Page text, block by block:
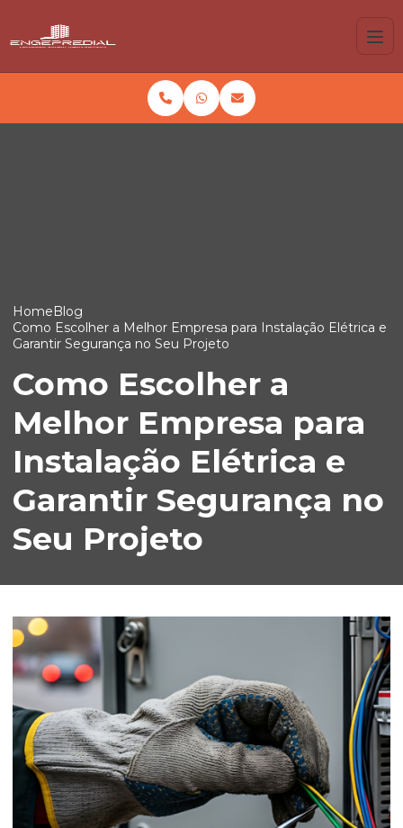
HomeBlog
Como Escolher a Melhor Empresa para Instalação Elétrica e
Garantir Segurança no Seu Projeto
Como Escolher a
Melhor Empresa para
Instalação Elétrica e
Garantir Segurança no
Seu Projeto